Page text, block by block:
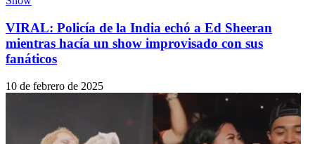
VIRAL: Policía de la India echó a Ed Sheeran
mientras hacía un show improvisado con sus
fanáticos
10 de febrero de 2025